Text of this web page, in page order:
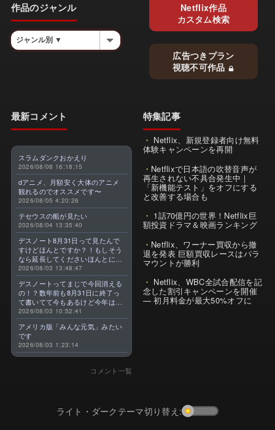
作品のジャンル
Netflix作品
カスタム検索
広告つきプラン
視聴不可作品
最新コメント
スラムダンクおかえり
2026/08/08 16:18:15
dアニメ、月額安く大体のアニメ
観れるのでオススメです〜
2026/08/05 4:20:26
テセウスの船が見たい
2026/08/04 13:35:40
デスノート8月31日って見たんで
すけどほんとですか？！もしそう
なら延長してくださいほんとに大
好きなんです😭
2026/08/03 13:48:47
デスノートってまじで今回消える
の！？数年前も8月31日に終了っ
て書いてて今もあるけど今年はま
じのやつ！？よくわからん！！で
きればなくならないでほしい！平
成アニメを振り返らせてくれっ
っ！！！！！！！
2026/08/03 10:52:41
アメリカ版「みんな元気」みたい
です
2026/08/03 1:23:14
コメント一覧
特集記事
Netflix、新規登録者向け無料
体験キャンペーンを再開
Netflixで日本語の吹替音声が
再生されない不具合発生中｜
「新機能テスト」をオフにする
と改善する場合も
1話70億円の世界！Netflix巨
額投資ドラマ＆映画ランキング
Netflix、ワーナー買収から撤
退を発表 巨額買収レースはパラ
マウントが勝利
Netflix、WBC全試合配信を記
念した割引キャンペーンを開催
— 初月料金が最大50%オフに
ライト・ダークテーマ切り替え: